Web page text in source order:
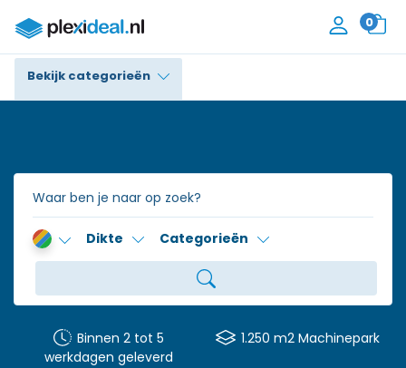
0
Bekijk categorieën
Trespa® / HPL
Alupanel / Dibond®
Accessoires
Dikte Categorieën
Binnen 2 tot 5
werkdagen geleverd
1.250 m2 Machinepark